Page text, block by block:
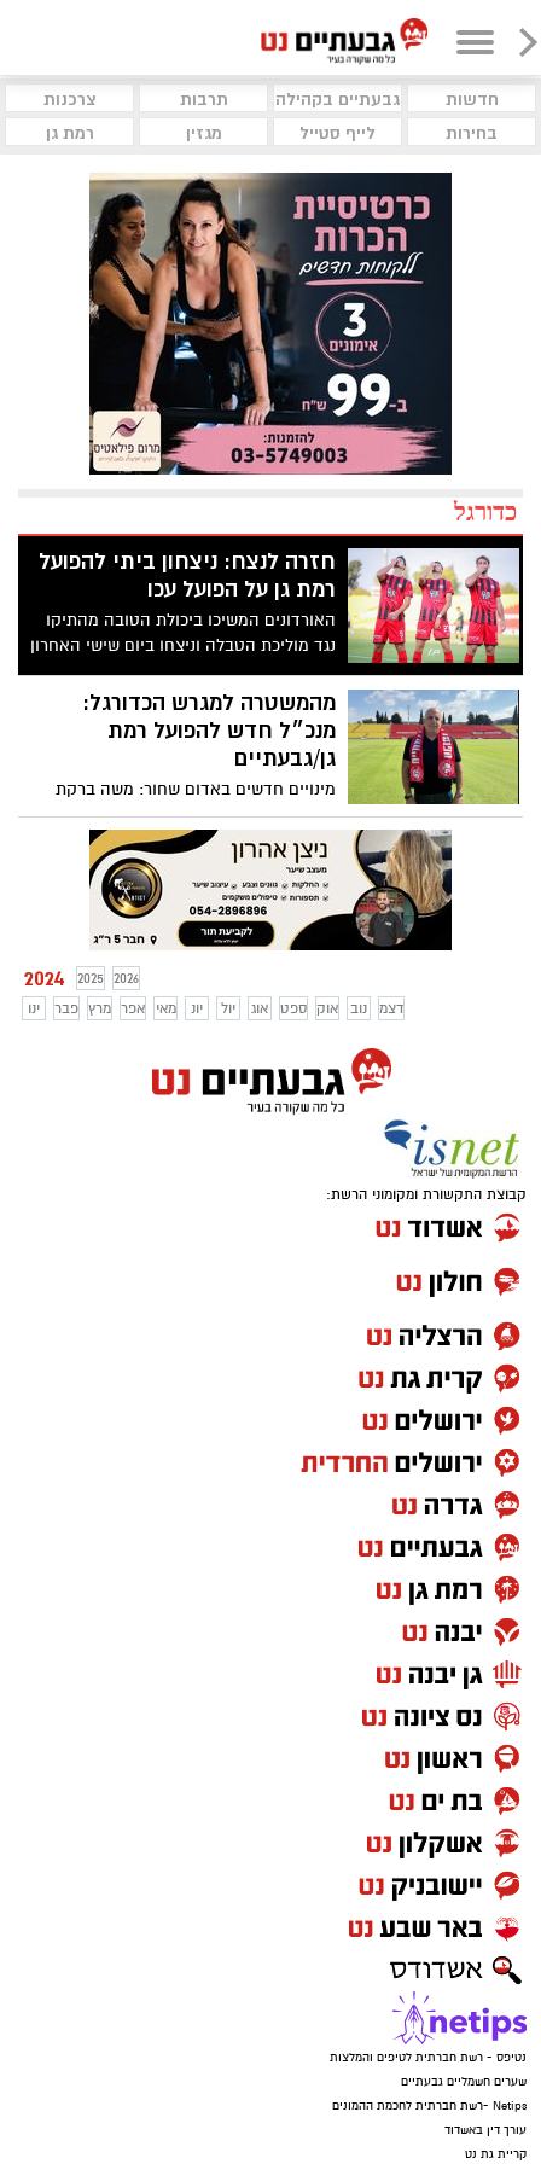
חדשות גבעתיים בקהילה תרבות
צרכנות
בחירות
לייף סטייל מגזין רמת גן
כדורגל
חזרה לנצח: ניצחון ביתי להפועל
רמת גן על הפועל עכו
האורדונים המשיכו ביכולת הטובה מהתיקו
נגד מוליכת הטבלה וניצחו ביום שישי האחרון
0:2 את הפועל עכו
מהמשטרה למגרש הכדורגל:
מנכ״ל חדש להפועל רמת
גן/גבעתיים
מינויים חדשים באדום שחור: משה ברקת
מונה לתפקיד המנכ"ל החדש, אריאל ברק
ישמש כנציג הבעלים
2024 2025
2026
ינו
פבר מרץ אפר מאי יונ יול אוג ספט אוק נוב דצמ
קבוצת התקשורת ומקומוני הרשת:
נטיפס - רשת חברתית לטיפים והמלצות
שערים חשמליים גבעתיים
Netips -רשת חברתית לחכמת ההמונים
עורך דין באשדוד
קריית גת נט